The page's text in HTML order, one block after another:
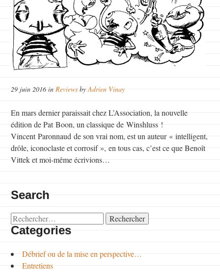
29 juin 2016 inReviewsbyAdrien Vinay
En mars dernier paraissait chez L’Association, la nouvelle
édition de Pat Boon, un classique de Winshluss !
Vincent Paronnaud de son vrai nom, est un auteur « intelligent,
drôle, iconoclaste et corrosif », en tous cas, c’est ce que Benoît
Vittek et moi-même écrivions…
Search
Rechercher :
Categories
Débrief ou de la mise en perspective…
Entretiens